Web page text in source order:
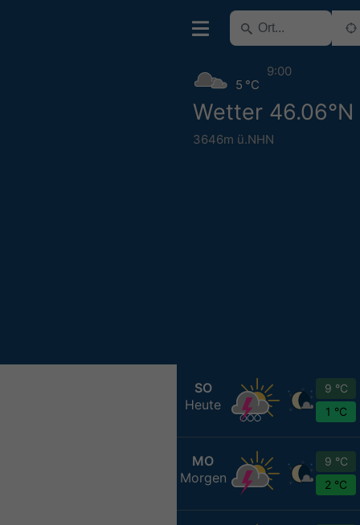
Wetter 46.06°N
3646m ü.NHN
5 °C
9:00
SO
Heute
9 °C
1 °C
MO
Morgen
9 °C
2 °C